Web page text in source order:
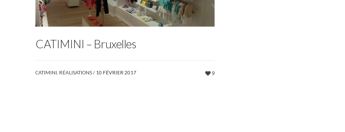
CATIMINI – Bruxelles
CATIMINI RÉALISATIONS/ 10 FÉVRIER 2017 9